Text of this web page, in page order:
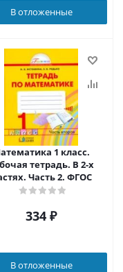
В отложенные
1 класс.
тетрадь. В 2-х
Часть 2. ФГОС
334 ₽
В отложенные